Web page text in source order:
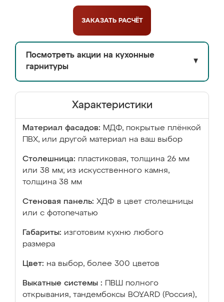
ЗАКАЗАТЬ РАСЧЁТ
Посмотреть акции на кухонные
гарнитуры
▼
Характеристики
Материал фасадов: МДФ, покрытые плёнкой
ПВХ, или другой материал на ваш выбор
Столешница: пластиковая, толщина 26 мм
или 38 мм; из искусственного камня,
толщина 38 мм
Стеновая панель: ХДФ в цвет столешницы
или с фотопечатью
Габариты: изготовим кухню любого
размера
Цвет: на выбор, более 300 цветов
Выкатные системы :
ПВШ полного
открывания, тандембоксы BOYARD (Россия),